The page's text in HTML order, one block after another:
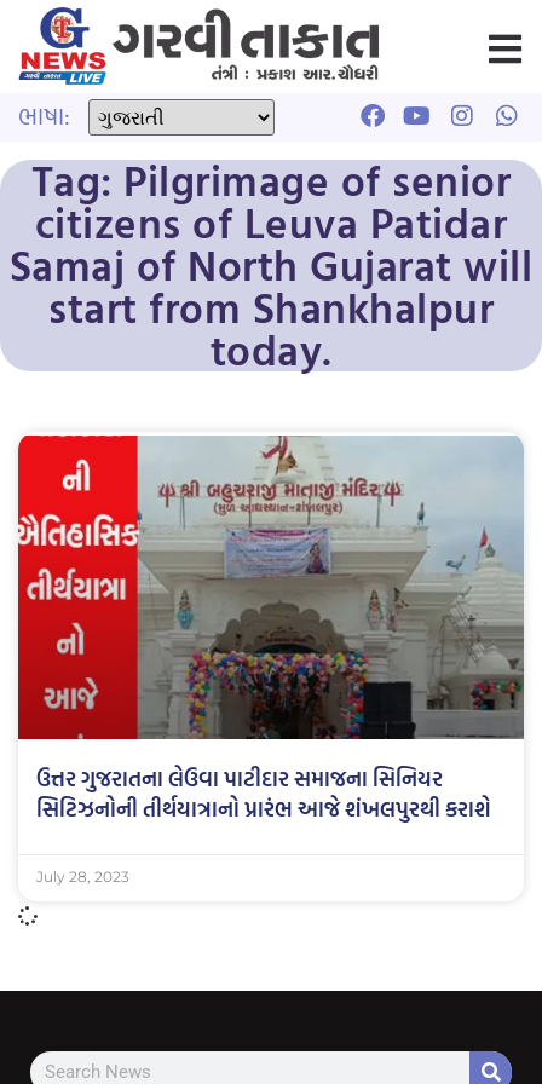
ભાષા:
Tag: Pilgrimage of senior
citizens of Leuva Patidar
Samaj of North Gujarat will
start from Shankhalpur
today.
ઉત્તર ગુજરાતના લેઉવા પાટીદાર સમાજના સિનિયર
સિટિઝનોની તીર્થયાત્રાનો પ્રારંભ આજે શંખલપુરથી કરાશે
July 28, 2023